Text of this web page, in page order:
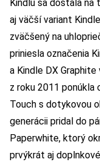
Kindlu sa dostala na
aj väčší variant
zväčšený na
priniesla označenia
a Kindle DX
z roku 2011 ponúkla
Touch s dotykovou
generácii pridal do
Paperwhite, ktorý
prvýkrát aj